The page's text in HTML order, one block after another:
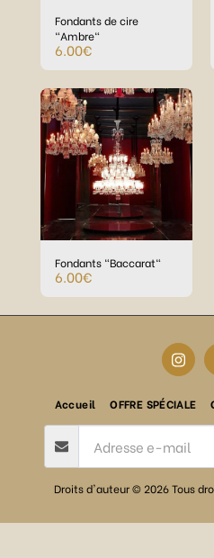
Fondants de cire
"Ambre"
6.00€
Fondants "Baccarat"
6.00€
Accueil OFFRE SPÉCIALE
Droits d'auteur © 2026 Tous